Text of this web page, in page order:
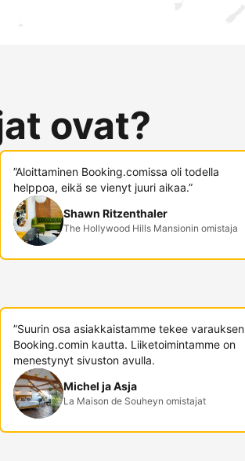
ovat?
”Aloittaminen Booking.comissa oli todella
helppoa, eikä se vienyt juuri aikaa.”
Shawn Ritzenthaler
The Hollywood Hills Mansionin omistaja
”Suurin osa asiakkaistamme tekee varauksen
Booking.comin kautta. Liiketoimintamme on
menestynyt sivuston avulla.
Michel ja Asja
La Maison de Souheyn omistajat